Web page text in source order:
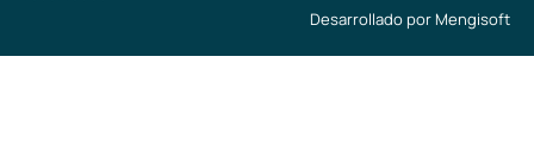
Desarrollado por Mengisoft